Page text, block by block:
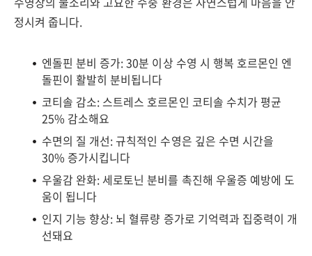
정시켜 줍니다.
엔돌핀 분비 증가: 30분 이상 수영 시 행복 호르몬인 엔
돌핀이 활발히 분비됩니다
코티솔 감소: 스트레스 호르몬인 코티솔 수치가 평균
25% 감소해요
수면의 질 개선: 규칙적인 수영은 깊은 수면 시간을
30% 증가시킵니다
우울감 완화: 세로토닌 분비를 촉진해 우울증 예방에 도
움이 됩니다
인지 기능 향상: 뇌 혈류량 증가로 기억력과 집중력이 개
선돼요